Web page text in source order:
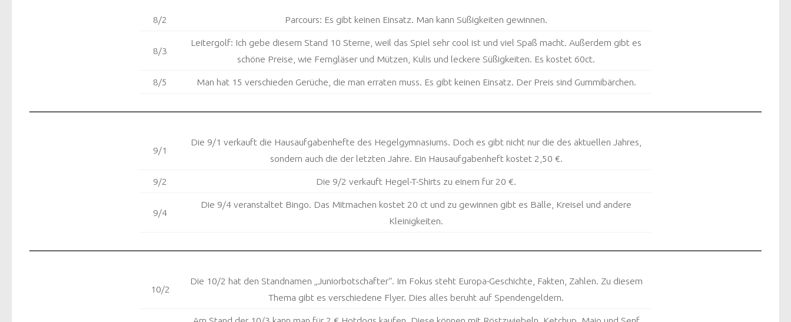
8/2 Parcours: Es gibt keinen Einsatz. Man kann Süßigkeiten gewinnen.
8/3
Leitergolf: Ich gebe diesem Stand 10 Sterne, weil das Spiel sehr cool ist und viel Spaß macht. Außerdem gibt es
schöne Preise, wie Ferngläser und Mützen, Kulis und leckere Süßigkeiten. Es kostet 60ct.
8/5 Man hat 15 verschieden Gerüche, die man erraten muss. Es gibt keinen Einsatz. Der Preis sind Gummibärchen.
9/1
Die 9/1 verkauft die Hausaufgabenhefte des Hegelgymnasiums. Doch es gibt nicht nur die des aktuellen Jahres,
sondern auch die der letzten Jahre. Ein Hausaufgabenheft kostet 2,50 €.
9/2 Die 9/2 verkauft Hegel-T-Shirts zu einem für 20 €.
9/4
Die 9/4 veranstaltet Bingo. Das Mitmachen kostet 20 ct und zu gewinnen gibt es Bälle, Kreisel und andere
Kleinigkeiten.
10/2
Die 10/2 hat den Standnamen „Juniorbotschafter“. Im Fokus steht Europa-Geschichte, Fakten, Zahlen. Zu diesem
Thema gibt es verschiedene Flyer. Dies alles beruht auf Spendengeldern.